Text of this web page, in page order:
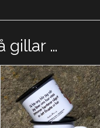
gillar …